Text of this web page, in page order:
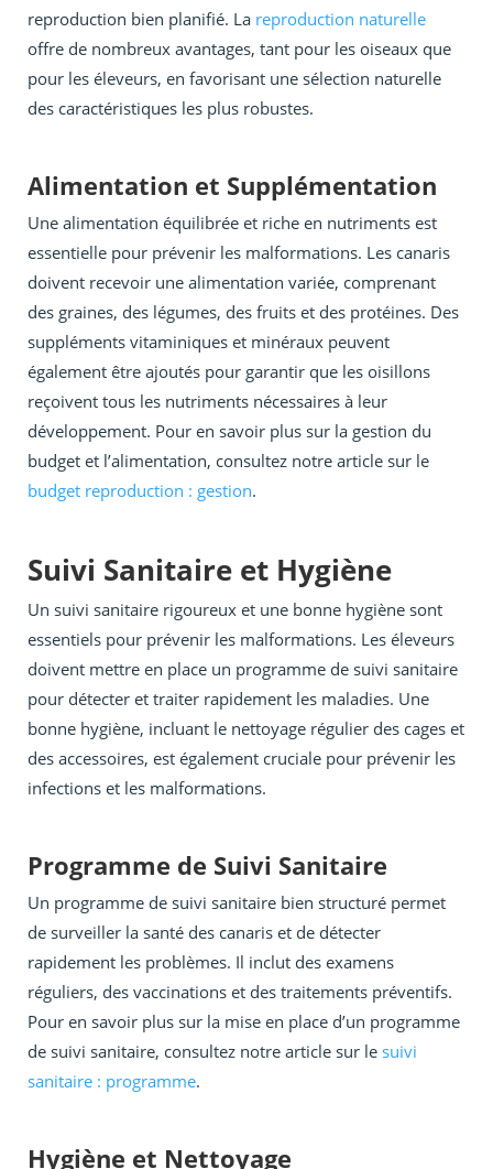
reproduction bien planifié. La reproduction naturelle
offre de nombreux avantages, tant pour les oiseaux que
pour les éleveurs, en favorisant une sélection naturelle
des caractéristiques les plus robustes.
Alimentation et Supplémentation
Une alimentation équilibrée et riche en nutriments est
essentielle pour prévenir les malformations. Les canaris
doivent recevoir une alimentation variée, comprenant
des graines, des légumes, des fruits et des protéines. Des
suppléments vitaminiques et minéraux peuvent
également être ajoutés pour garantir que les oisillons
reçoivent tous les nutriments nécessaires à leur
développement. Pour en savoir plus sur la gestion du
budget et l’alimentation, consultez notre article sur le
budget reproduction : gestion.
Suivi Sanitaire et Hygiène
Un suivi sanitaire rigoureux et une bonne hygiène sont
essentiels pour prévenir les malformations. Les éleveurs
doivent mettre en place un programme de suivi sanitaire
pour détecter et traiter rapidement les maladies. Une
bonne hygiène, incluant le nettoyage régulier des cages et
des accessoires, est également cruciale pour prévenir les
infections et les malformations.
Programme de Suivi Sanitaire
Un programme de suivi sanitaire bien structuré permet
de surveiller la santé des canaris et de détecter
rapidement les problèmes. Il inclut des examens
réguliers, des vaccinations et des traitements préventifs.
Pour en savoir plus sur la mise en place d’un programme
de suivi sanitaire, consultez notre article sur le suivi
sanitaire : programme.
Hygiène et Nettoyage